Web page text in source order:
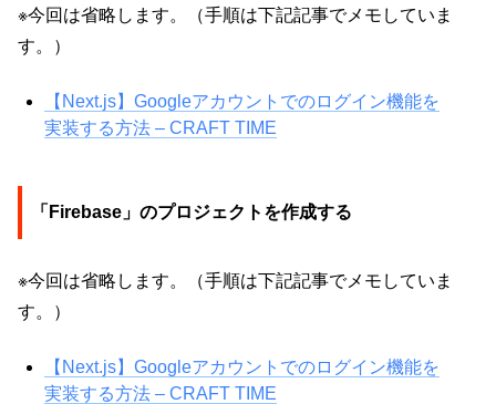
※今回は省略します。（手順は下記記事でメモしていま
す。）
【Next.js】Googleアカウントでのログイン機能を
実装する方法 – CRAFT TIME
「Firebase」のプロジェクトを作成する
※今回は省略します。（手順は下記記事でメモしていま
す。）
【Next.js】Googleアカウントでのログイン機能を
実装する方法 – CRAFT TIME